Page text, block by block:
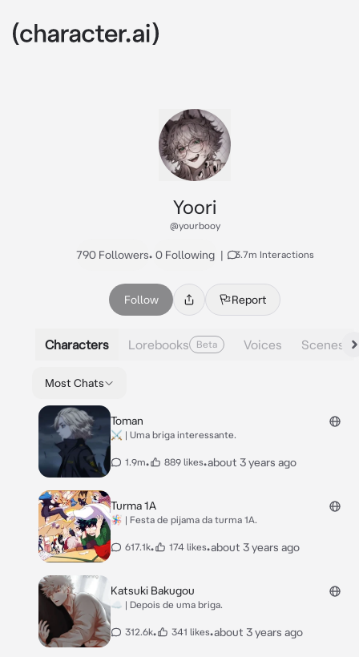
Yoori
@yourbooy
790 Followers• 0 Following | 3.7m Interactions
Follow Report
Characters Lorebooks Beta Voices Scenes
Most Chats
Toman
⚔️ | Uma briga interessante.
1.9m• 889 likes•about 3 years ago
Turma 1A
🪅 | Festa de pijama da turma 1A.
617.1k• 174 likes•about 3 years ago
Katsuki Bakugou
☁️ | Depois de uma briga.
312.6k• 341 likes•about 3 years ago